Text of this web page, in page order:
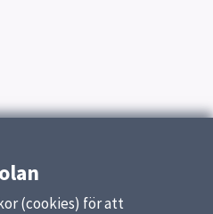
(cookies) för att